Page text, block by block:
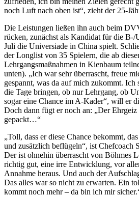
noch Luft nach oben ist“, zieht der 25-
Die Leistungen ließen ihn auch beim
rücken, zunächst als Kandidat für die
Juli die Universiade in China spielt.
der Longlist von 35 Spielern, die ab
Lehrgangsmaßnahmen in Kienbaum
unten). „Ich war sehr überrascht, freue
gespannt, was da auf mich zukommt. Ich
die Tage bringen, ob nur Lehrgang, ob
sogar eine Chance im A-Kader“, will er
Doch dann fügt er noch an: „Der
gepackt…“
„Toll, dass er diese Chance bekommt,
und zusätzlich beflügeln“, ist Chefcoach
Der ist ohnehin überrascht von Böhmes
richtig gut, eine irre Entwicklung, vor
Annahme heraus. Und auch der
Das alles war so nicht zu erwarten. Ein
kommt noch mehr – da bin ich mir